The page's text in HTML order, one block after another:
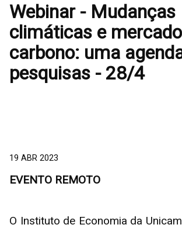
Webinar - Mudanças
climáticas e
carbono: uma
pesquisas - 28/4
19 ABR 2023
EVENTO REMOTO
O Instituto de Economia da